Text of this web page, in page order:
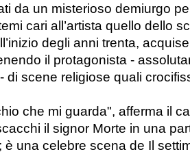
da un misterioso demiurgo
cari all’artista quello dello
degli anni trenta,
il protagonista -
di scene religiose quali
che mi guarda", afferma il
il signor Morte in una
una celebre scena de Il